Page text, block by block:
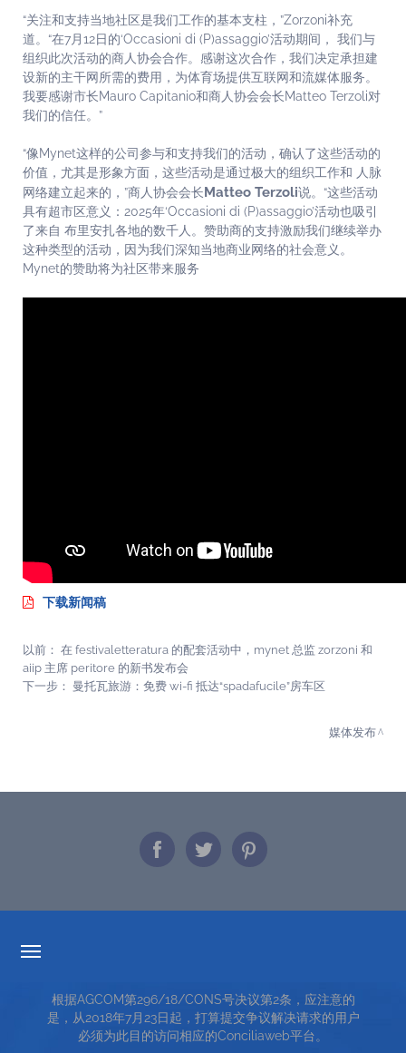
“关注和支持当地社区是我们工作的基本支柱，”Zorzoni补充
道。“在7月12日的‘Occasioni di (P)assaggio’活动期间， 我们与
组织此次活动的商人协会合作。感谢这次合作，我们决定承担建
设新的主干网所需的费用，为体育场提供互联网和流媒体服务。
我要感谢市长Mauro Capitanio和商人协会会长Matteo Terzoli对
我们的信任。”
“像Mynet这样的公司参与和支持我们的活动，确认了这些活动的
价值，尤其是形象方面，这些活动是通过极大的组织工作和 人脉
网络建立起来的，”商人协会会长Matteo Terzoli说。“这些活动
具有超市区意义：2025年‘Occasioni di (P)assaggio’活动也吸引
了来自 布里安扎各地的数千人。赞助商的支持激励我们继续举办
这种类型的活动，因为我们深知当地商业网络的社会意义。
Mynet的赞助将为社区带来服务
下载新闻稿
以前： 在 festivaletteratura 的配套活动中，mynet 总监 zorzoni 和
aiip 主席 peritore 的新书发布会
下一步： 曼托瓦旅游：免费 wi-fi 抵达“spadafucile”房车区
媒体发布
服务条款
TOP RICERCHE
根据AGCOM第296/18/CONS号决议第2条，应注意的
是，从2018年7月23日起，打算提交争议解决请求的用户
必须为此目的访问相应的Conciliaweb平台。